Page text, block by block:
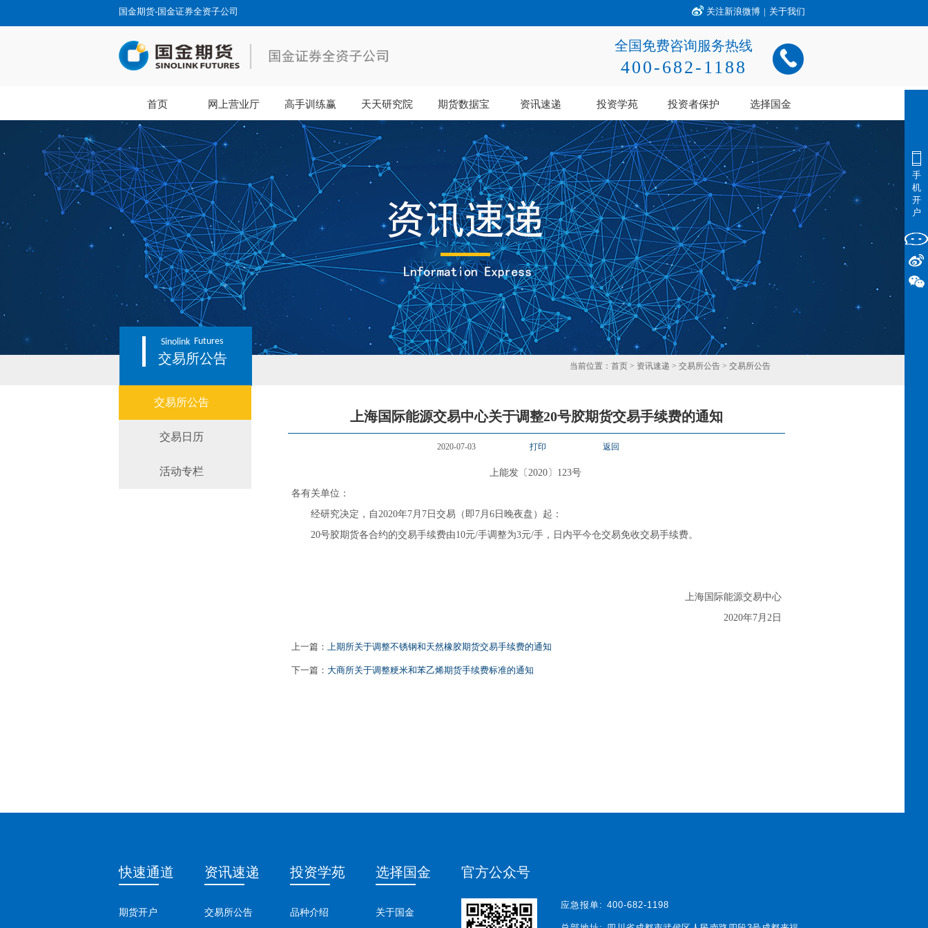
国金期货-国金证券全资子公司 关注新浪微博 | 关于我们
全国免费咨询服务热线
400-682-1188
首页 网上营业厅 高手训练赢 天天研究院 期货数据宝 资讯速递 投资学苑 投资者保护 选择国金
Sinolink Futures
交易所公告 当前位置： 首页 > 资讯速递 > 交易所公告 > 交易所公告
交易所公告
交易日历
活动专栏
上海国际能源交易中心关于调整20号胶期货交易手续费的通知
2020-07-03 打印 返回
上能发〔2020〕123号
各有关单位：
经研究决定，自2020年7月7日交易（即7月6日晚夜盘）起：
20号胶期货各合约的交易手续费由10元/手调整为3元/手，日内平今仓交易免收交易手续费。
上海国际能源交易中心
2020年7月2日
上一篇： 上期所关于调整不锈钢和天然橡胶期货交易手续费的通知
下一篇： 大商所关于调整粳米和苯乙烯期货手续费标准的通知
快速通道
期货开户
资讯速递
交易所公告
投资学苑
品种介绍
选择国金
关于国金
官方公众号
应急报单: 400-682-1198
手
机
开
户